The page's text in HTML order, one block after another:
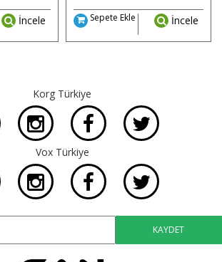
İncele Sepete Ekle İncele
Korg Türkiye
Vox Türkiye